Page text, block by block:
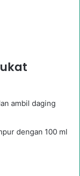
ambil daging
dengan 100 ml